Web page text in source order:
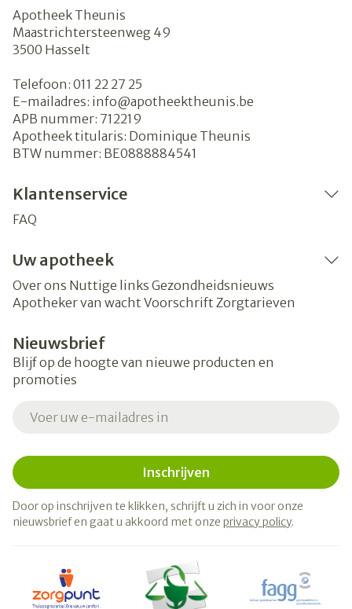
Apotheek Theunis
Maastrichtersteenweg 49
3500 Hasselt
Telefoon: 011 22 27 25
E-mailadres: info@apotheektheunis.be
APB nummer: 712219
Apotheek titularis: Dominique Theunis
BTW nummer: BE0888884541
Klantenservice
FAQ
Uw apotheek
Over ons Nuttige links Gezondheidsnieuws
Apotheker van wacht Voorschrift Zorgtarieven
Nieuwsbrief
Blijf op de hoogte van nieuwe producten en
promoties
Inschrijven
Door op inschrijven te klikken, schrijft u zich in voor onze
nieuwsbrief en gaat u akkoord met onze privacy policy.